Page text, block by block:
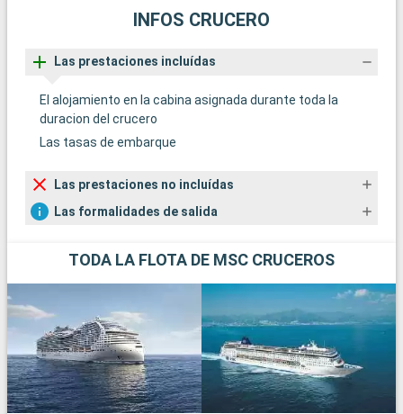
INFOS CRUCERO
Las prestaciones incluídas
El alojamiento en la cabina asignada durante toda la
duracion del crucero
Las tasas de embarque
Las prestaciones no incluídas
Las formalidades de salida
TODA LA FLOTA DE MSC CRUCEROS